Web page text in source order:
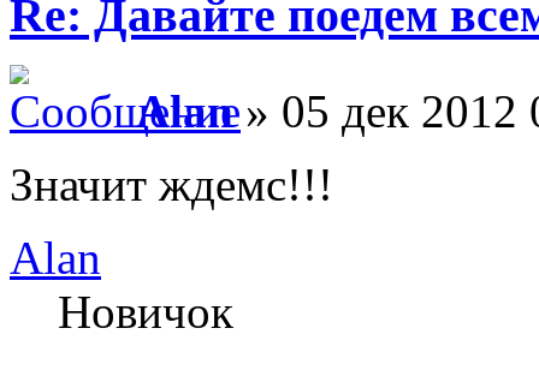
Re: Давайте поедем
Alan» 05 дек 2012
Значит ждемс!!!
Alan
Новичок